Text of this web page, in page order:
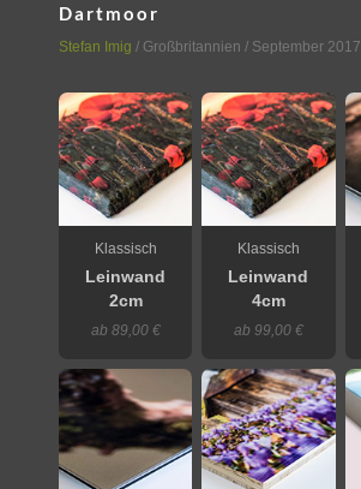
Dartmoor
Stefan Imig / Großbritannien / September 2017
Klassisch
Leinwand
2cm
ab 89,00 €
Klassisch
Leinwand
4cm
ab 99,00 €